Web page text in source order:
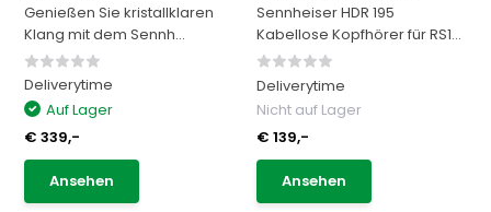
Genießen Sie kristallklaren
Klang mit dem Sennh...
Deliverytime
Auf Lager
€ 339,-
Ansehen
Sennheiser HDR 195
Kabellose Kopfhörer für RS1...
Deliverytime
Nicht auf Lager
€ 139,-
Ansehen